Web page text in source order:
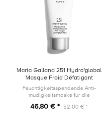
Maria Galland 251 Hydra'global
Masque Froid Défatigant
Regard 30ml
Feuchtigkeitsspendende Anti-
müdigkeitsmaske für die
46,80 € * 52,00 € *